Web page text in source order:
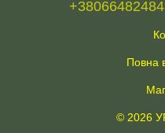
Повна
© 2026